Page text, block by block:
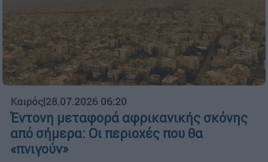
Καιρός|28.07.2026 06:20
Έντονη μεταφορά αφρικανικής σκόνης
από σήμερα: Οι περιοχές που θα
«πνιγούν»